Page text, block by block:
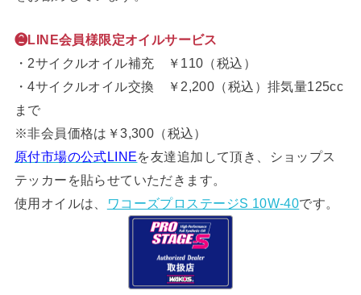
❷LINE会員様限定オイルサービス
・2サイクルオイル補充 ￥110（税込）
・4サイクルオイル交換 ￥2,200（税込）排気量125cc
まで
※非会員価格は￥3,300（税込）
原付市場の公式LINEを友達追加して頂き、ショップス
テッカーを貼らせていただきます。
使用オイルは、
ワコーズプロステージS 10W-40です。